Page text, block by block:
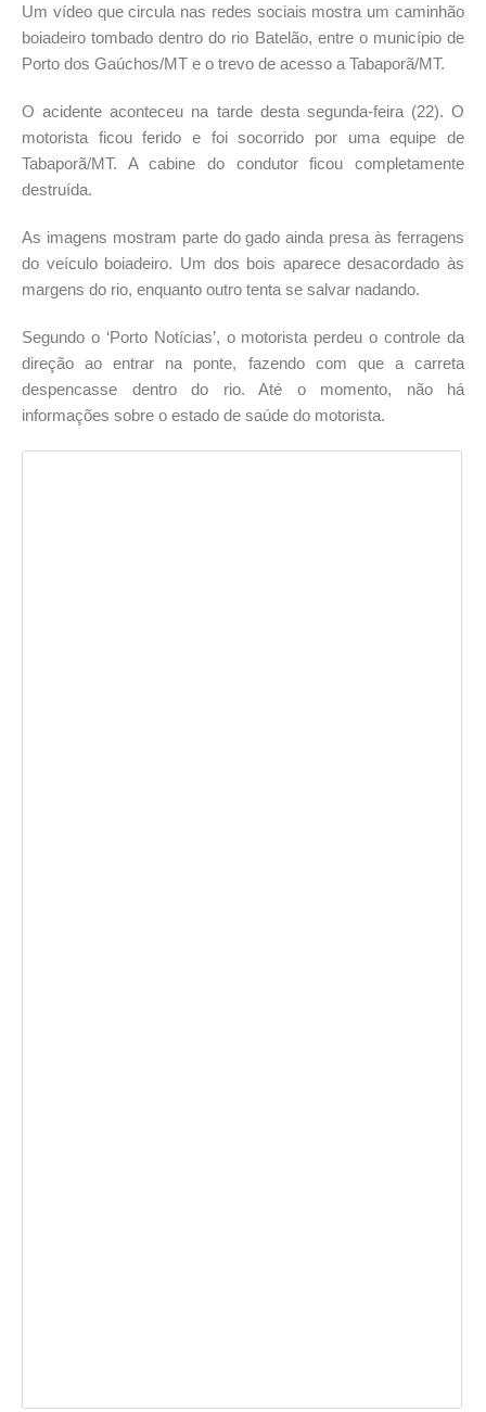
Um vídeo que circula nas redes sociais mostra um caminhão
boiadeiro tombado dentro do rio Batelão, entre o município de
Porto dos Gaúchos/MT e o trevo de acesso a Tabaporã/MT.
O acidente aconteceu na tarde desta segunda-feira (22). O
motorista ficou ferido e foi socorrido por uma equipe de
Tabaporã/MT. A cabine do condutor ficou completamente
destruída.
As imagens mostram parte do gado ainda presa às ferragens
do veículo boiadeiro. Um dos bois aparece desacordado às
margens do rio, enquanto outro tenta se salvar nadando.
Segundo o ‘Porto Notícias’, o motorista perdeu o controle da
direção ao entrar na ponte, fazendo com que a carreta
despencasse dentro do rio. Até o momento, não há
informações sobre o estado de saúde do motorista.